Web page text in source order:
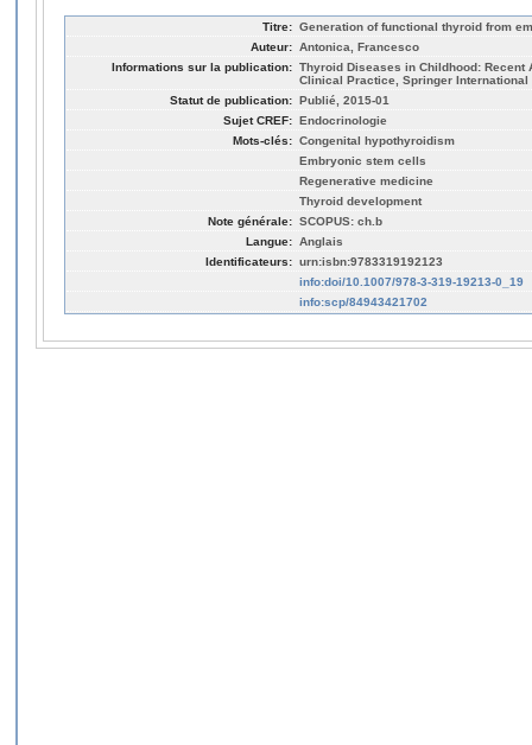
Titre: Generation of functional thyroid from
Auteur: Antonica, Francesco
Informations sur la publication: Thyroid Diseases in Childhood:
Clinical Practice, Springer International
Statut de publication: Publié, 2015-01
Sujet CREF: Endocrinologie
Mots-clés: Congenital hypothyroidism
Embryonic stem cells
Regenerative medicine
Thyroid development
Note générale: SCOPUS: ch.b
Langue: Anglais
Identificateurs: urn:isbn:9783319192123
info:doi/10.1007/978-3-319-19213-0_19
info:scp/84943421702